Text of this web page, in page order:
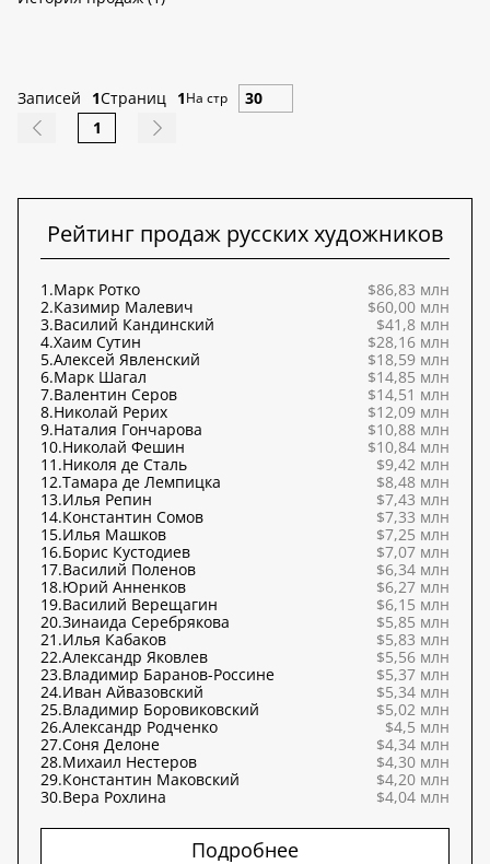
Записей 1Страниц 1На стр
1
Рейтинг продаж русских художников
1.Марк Ротко
$86,83 млн
2.Казимир Малевич
$60,00 млн
3.Василий Кандинский
$41,8 млн
4.Хаим Сутин
$28,16 млн
5.Алексей Явленский
$18,59 млн
6.Марк Шагал
$14,85 млн
7.Валентин Серов
$14,51 млн
8.Николай Рерих
$12,09 млн
9.Наталия Гончарова
$10,88 млн
10.Николай Фешин
$10,84 млн
11.Николя де Сталь
$9,42 млн
12.Тамара де Лемпицка
$8,48 млн
13.Илья Репин
$7,43 млн
14.Константин Сомов
$7,33 млн
15.Илья Машков
$7,25 млн
16.Борис Кустодиев
$7,07 млн
17.Василий Поленов
$6,34 млн
18.Юрий Анненков
$6,27 млн
19.Василий Верещагин
$6,15 млн
20.Зинаида Серебрякова
$5,85 млн
21.Илья Кабаков
$5,83 млн
22.Александр Яковлев
$5,56 млн
23.Владимир Баранов-Россине
$5,37 млн
24.Иван Айвазовский
$5,34 млн
25.Владимир Боровиковский
$5,02 млн
26.Александр Родченко
$4,5 млн
27.Соня Делоне
$4,34 млн
28.Михаил Нестеров
$4,30 млн
29.Константин Маковский
$4,20 млн
30.Вера Рохлина $4,04 млн
Подробнее